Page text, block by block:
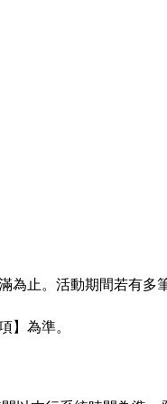
為止。活動期間若有多
】為準。